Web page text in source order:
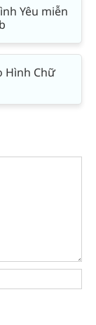
Yêu miễn
Hình Chữ